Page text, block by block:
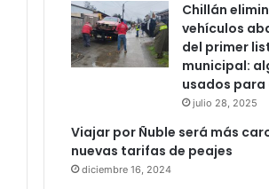
Chillán
vehículos
del primer
municipal:
usados
julio 28, 2025
Viajar por Ñuble será más
nuevas tarifas de peajes
diciembre 16, 2024